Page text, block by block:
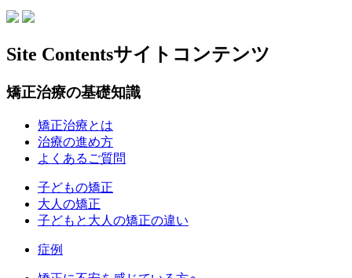
Site Contentsサイトコンテンツ
矯正治療の基礎知識
矯正治療とは
治療の進め方
よくあるご質問
子どもの矯正
大人の矯正
子どもと大人の矯正の違い
症例